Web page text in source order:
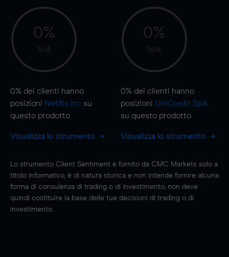
0%
N/A
0% dei clienti hanno
posizioni Netflix Inc su
questo prodotto
Visualizza lo strumento
0%
N/A
0% dei clienti hanno
posizioni UniCredit SpA
su questo prodotto
Visualizza lo strumento
Lo strumento Client Sentiment è fornito da CMC Markets solo a
titolo informativo, è di natura storica e non intende fornire alcuna
forma di consulenza di trading o di investimento; non deve
quindi costituire la base delle tue decisioni di trading o di
investimento.